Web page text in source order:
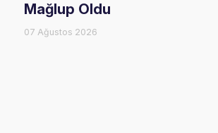
Mağlup Oldu
07 Ağustos 2026